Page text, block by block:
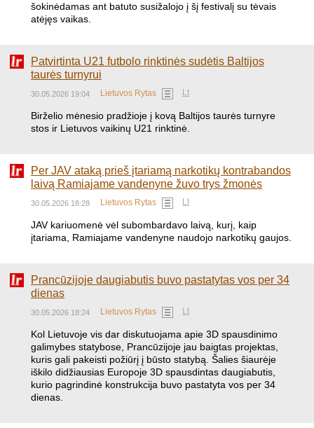
šokinėdamas ant batuto susižalojo į šį festivalį su tėvais
atėjęs vaikas.
​Patvirtinta U21 futbolo rinktinės sudėtis Baltijos
taurės turnyrui
30.05.2026 19:04 Lietuvos Rytas Lt
​Birželio mėnesio pradžioje į kovą Baltijos taurės turnyre
stos ir Lietuvos vaikinų U21 rinktinė.
Per JAV ataką prieš įtariamą narkotikų kontrabandos
laivą Ramiajame vandenyne žuvo trys žmonės
30.05.2026 18:28 Lietuvos Rytas Lt
JAV kariuomenė vėl subombardavo laivą, kurį, kaip
įtariama, Ramiajame vandenyne naudojo narkotikų gaujos.
Prancūzijoje daugiabutis buvo pastatytas vos per 34
dienas
30.05.2026 18:24 Lietuvos Rytas Lt
Kol Lietuvoje vis dar diskutuojama apie 3D spausdinimo
galimybes statybose, Prancūzijoje jau baigtas projektas,
kuris gali pakeisti požiūrį į būsto statybą. Šalies šiaurėje
iškilo didžiausias Europoje 3D spausdintas daugiabutis,
kurio pagrindinė konstrukcija buvo pastatyta vos per 34
dienas.